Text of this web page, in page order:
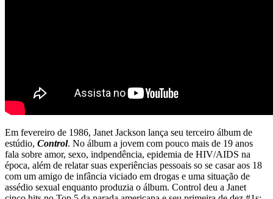
Em fevereiro de 1986, Janet Jackson lança seu terceiro álbum de
estúdio, Control. No álbum a jovem com pouco mais de 19 anos
fala sobre amor, sexo, indpendência, epidemia de HIV/AIDS na
época, além de relatar suas experiências pessoais so se casar aos 18
com um amigo de infância viciado em drogas e uma situação de
assédio sexual enquanto produzia o álbum. Control deu a Janet